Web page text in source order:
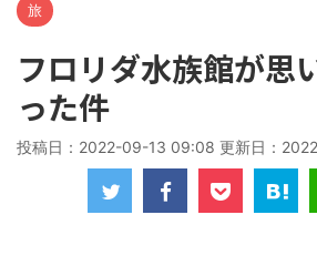
旅
フロリダ水族館が思
った件
投稿日：2022-09-13 09:08 更新日：